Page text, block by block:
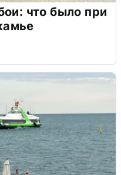
что было при